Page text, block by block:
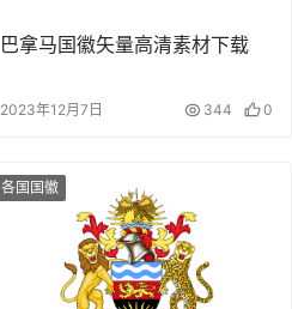
巴拿马国徽矢量高清素材下载
2023年12月7日 344 0
各国国徽